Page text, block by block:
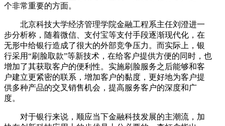
个非常重要的方面。
北京科技大学经济管理学院金融工程系主任刘澄进一
步分析称，随着微信、支付宝等支付手段逐渐现代化，在
无形中给银行造成了很大的外部竞争压力。而实际上，银
行采用“刷脸取款”等新技术，在给客户提供方便的同时，也
增加了其获取客户的便利性。实施刷脸服务之后能够和客
户建立更紧密的联系，增加客户的黏度，更好地为客户提
供多种产品的交叉销售机会，提高服务客户的深度和广
度。
对于银行来说，顺应当下金融科技发展的主潮流，加